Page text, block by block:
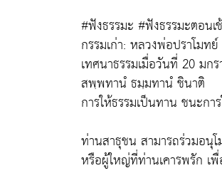
#ฟังธรรมะ #ฟังธรรมะตอน
กรรมเก่า: หลวงพ่อปราโมท
เทศนาธรรมเมื่อวันที่ 20 มก
สพฺพทานํ ธมฺมทานํ ชินาติ
การให้ธรรมเป็นทาน ชนะกา
ท่านสาธุชน สามารถร่วมอ
หรือผู้ใหญ่ที่ท่านเคารพรัก เ